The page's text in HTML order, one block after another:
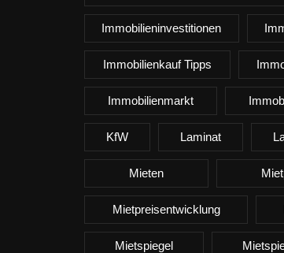
Immobilieninvestitionen
Immobilienkauf Tipps
Immobilienmarkt
KfW Laminat
Mieten
Mietpreisentwicklung
Mietspiegel